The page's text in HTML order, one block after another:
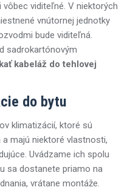
viditeľné. V niektorých
vnútornej jednotky
bude viditeľná.
sadrokartónovým
kabeláž do tehlovej
do bytu
klimatizácií, ktoré sú
majú niektoré vlastnosti,
Uvádzame ich spolu
sa dostanete priamo na
vrátane montáže.